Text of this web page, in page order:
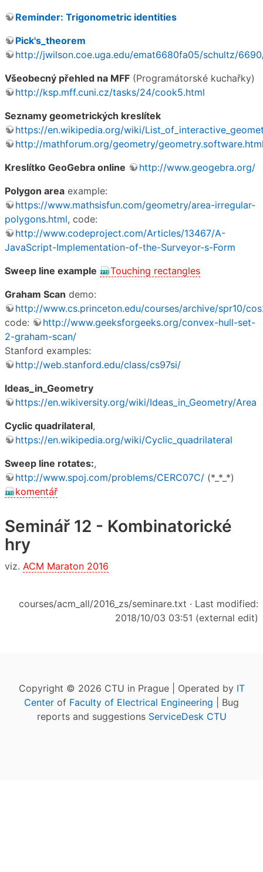
Reminder: Trigonometric identities
Pick's_theorem
http://jwilson.coe.uga.edu/emat6680fa05/schultz/
Všeobecný přehled na MFF (Programátorské kuchařky)
http://ksp.mff.cuni.cz/tasks/24/cook5.html
Seznamy geometrických kreslítek
https://en.wikipedia.org/wiki/
http://mathforum.org/geometry/
Kreslítko GeoGebra online
http://www.geogebra.org/
Polygon area example:
https://www.mathsisfun.com/geometry/area-irregular-
polygons.html, code:
http://www.codeproject.com/Articles/13467/A-
JavaScript-Implementation-of-the-Surveyor-s-Form
Sweep line example
Touching rectangles
Graham Scan demo:
http://www.cs.princeton.edu/courses/archive/spr10/
code:
http://www.geeksforgeeks.org/convex-hull-set-
2-graham-scan/
Stanford examples:
http://web.stanford.edu/class/cs97si/
Ideas_in_Geometry
https://en.wikiversity.org/wiki/Ideas_in_Geometry/Area
Cyclic quadrilateral,
https://en.wikipedia.org/wiki/Cyclic_quadrilateral
Sweep line rotates:,
http://www.spoj.com/problems/CERC07C/ (*_*_*)
komentář
Seminář 12 - Kombinatorické
hry
viz. ACM Maraton 2016
courses/acm_all/2016_zs/seminare.txt · Last modified:
2018/10/03 03:51 (external edit)
Copyright © 2026 CTU in Prague | Operated by IT
Center of Faculty of Electrical Engineering | Bug
reports and suggestions ServiceDesk CTU